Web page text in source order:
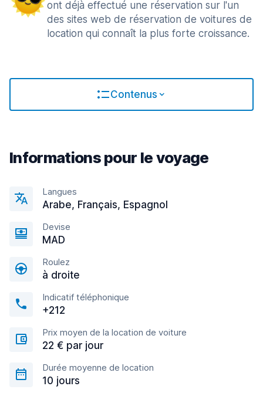
ont déjà effectué une réservation sur l'un
des sites web de réservation de voitures de
location qui connaît la plus forte croissance.
Contenus
Informations pour le voyage
Langues
Arabe, Français, Espagnol
Devise
MAD
Roulez
à droite
Indicatif téléphonique
+212
Prix moyen de la location de voiture
22 € par jour
Durée moyenne de location
10 jours